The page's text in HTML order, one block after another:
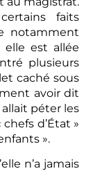
faits
notamment
elle est allée
plusieurs
caché sous
avoir dit
péter les
d’État »
».
n’a jamais